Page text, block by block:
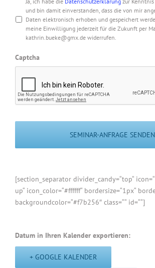
und bin damit einverstanden, dass die von mir
Daten elektronisch erhoben und gespeichert
meine Einwilligung jederzeit für die Zukunft per
kathrin.bueke@gmx.de widerrufen.
Captcha
[section_separator divider_candy=“top“
up“ icon_color=“#ffffff“ bordersize=“1px“
backgroundcolor=“#f7b256″ class=““ id=““]
Datum in Ihren Kalender exportieren:
+ GOOGLE KALENDER